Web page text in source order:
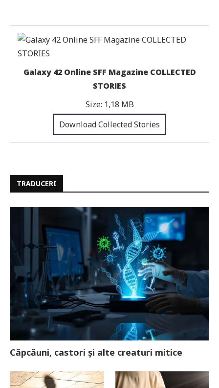
Galaxy 42 Online SFF Magazine COLLECTED
STORIES
Size: 1,18 MB
Download Collected Stories
TRADUCERI
Căpcăuni, castori și alte creaturi mitice